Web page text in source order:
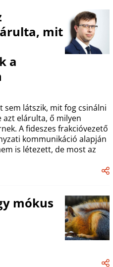
mit
a
sem látszik, mit fog csinálni
azt elárulta, ő milyen
A fideszes frakcióvezető
kommunikáció alapján
is létezett, de most az
mókus